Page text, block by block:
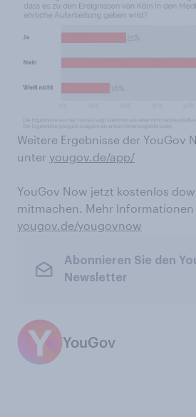
Weitere Ergebnisse der YouGov
unter yougov.de/app/
YouGov Now jetzt kostenlos
mitmachen. Mehr Informationen
yougov.de/yougovnow
Abonnieren Sie den
Newsletter
YouGov